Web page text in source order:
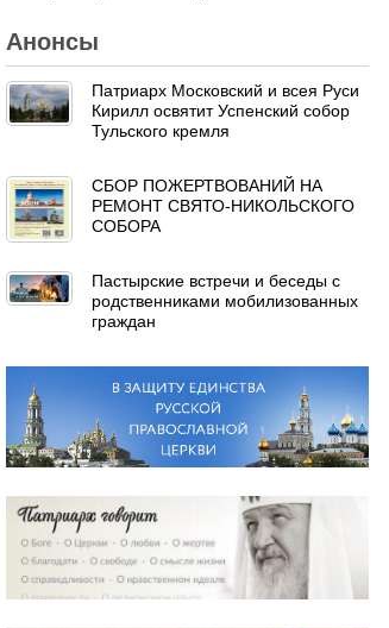
Анонсы
Патриарх Московский и всея Руси
Кирилл освятит Успенский собор
Тульского кремля
СБОР ПОЖЕРТВОВАНИЙ НА
РЕМОНТ СВЯТО-НИКОЛЬСКОГО
СОБОРА
Пастырские встречи и беседы с
родственниками мобилизованных
граждан